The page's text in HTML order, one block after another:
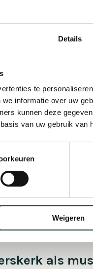
Details
te
informatie over uw
kunnen deze
van uw gebruik van
Weigeren
Bekijk alle
als